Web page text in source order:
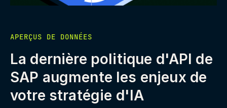
APERÇUS DE DONNÉES
La dernière politique d'API de
SAP augmente les enjeux de
votre stratégie d'IA